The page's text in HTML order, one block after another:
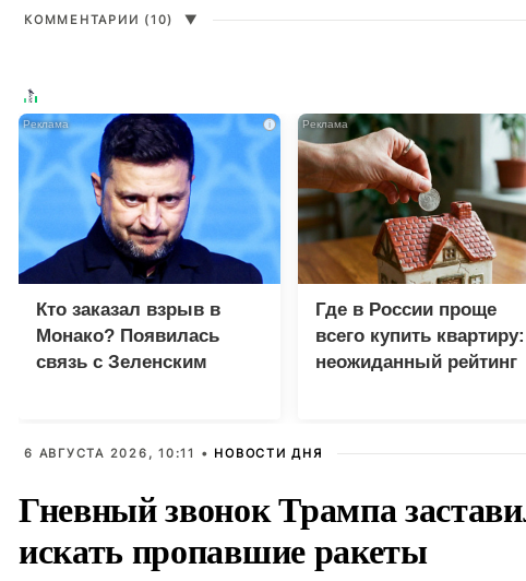
КОММЕНТАРИИ (10) ▼
i
Кто заказал взрыв в
Монако? Появилась
связь с Зеленским
Где в России проще
всего купить квартиру:
неожиданный рейтинг
6 АВГУСТА 2026, 10:11 • НОВОСТИ ДНЯ
Гневный звонок Трампа
искать пропавшие ракеты